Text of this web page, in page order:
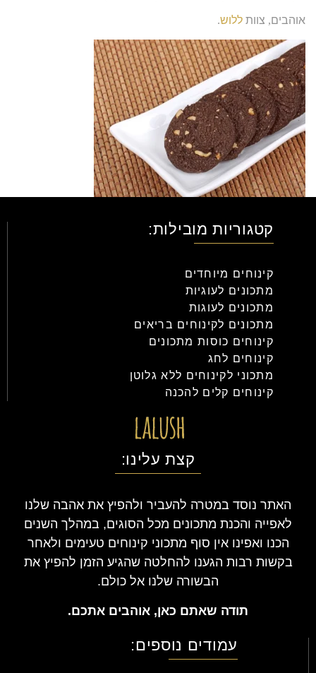
אוהבים, צוות ללוש.
קטגוריות מובילות:
קינוחים מיוחדים
מתכונים לעוגיות
מתכונים לעוגות
מתכונים לקינוחים בריאים
קינוחים כוסות מתכונים
קינוחים לחג
מתכוני לקינוחים ללא גלוטן
קינוחים קלים להכנה
קצת עלינו:
האתר נוסד במטרה להעביר ולהפיץ את אהבה שלנו
לאפייה והכנת מתכונים מכל הסוגים, במהלך השנים
הכנו ואפינו אין סוף מתכוני קינוחים טעימים ולאחר
בקשות רבות הגענו להחלטה שהגיע הזמן להפיץ את
הבשורה שלנו אל כולם.
תודה שאתם כאן, אוהבים אתכם.
עמודים נוספים: